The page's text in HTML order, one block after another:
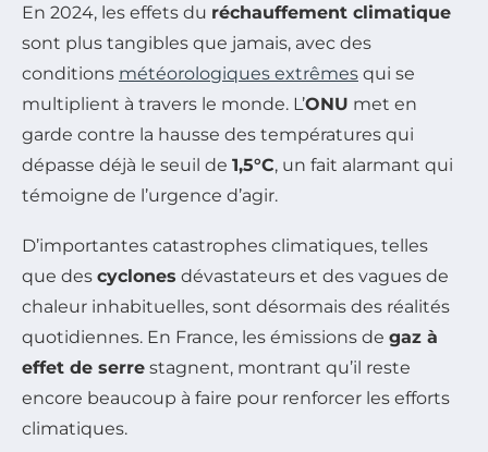
En 2024, les effets du réchauffement climatique
sont plus tangibles que jamais, avec des
conditions météorologiques extrêmes qui se
multiplient à travers le monde. L’ONU met en
garde contre la hausse des températures qui
dépasse déjà le seuil de 1,5°C, un fait alarmant qui
témoigne de l’urgence d’agir.
D’importantes catastrophes climatiques, telles
que des cyclones dévastateurs et des vagues de
chaleur inhabituelles, sont désormais des réalités
quotidiennes. En France, les émissions de gaz à
effet de serre stagnent, montrant qu’il reste
encore beaucoup à faire pour renforcer les efforts
climatiques.